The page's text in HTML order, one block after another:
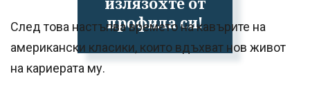
профила си!
След това настъпва времето на кавърите на
американски класики, които вдъхват нов живот
на кариерата му.